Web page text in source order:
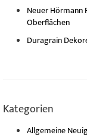
Neuer Hörmann
Oberflächen
Duragrain
Kategorien
Allgemeine